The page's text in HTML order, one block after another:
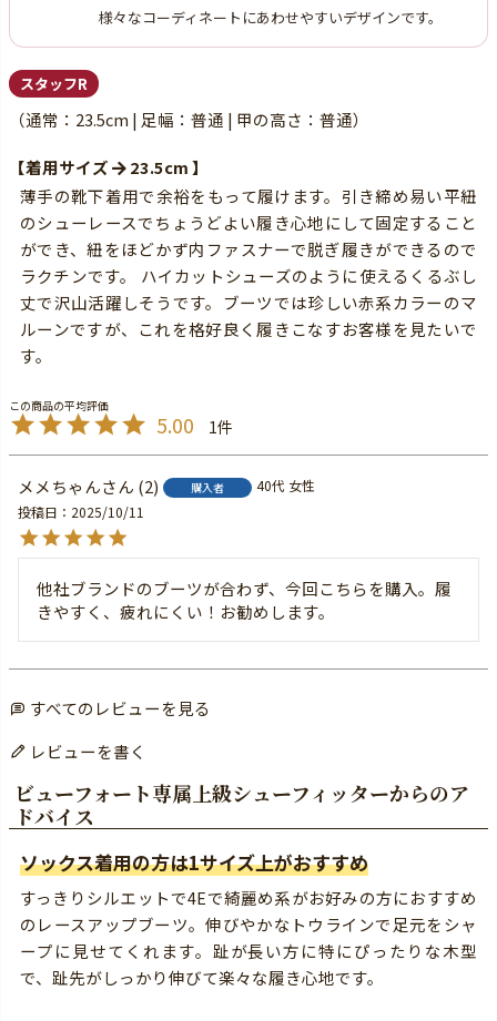
様々なコーディネートにあわせやすいデザインです。
スタッフR
（通常：23.5cm | 足幅：普通 | 甲の高さ：普通）
【着用サイズ
23.5cm 】
薄手の靴下着用で余裕をもって履けます。引き締め易い平紐
のシューレースでちょうどよい履き心地にして固定すること
ができ、紐をほどかず内ファスナーで脱ぎ履きができるので
ラクチンです。 ハイカットシューズのように使えるくるぶし
丈で沢山活躍しそうです。ブーツでは珍しい赤系カラーのマ
ルーンですが、これを格好良く履きこなすお客様を見たいで
す。
5.00 1
メメちゃん 2 購入者 40代 女性
投稿日
2025/10/11
他社ブランドのブーツが合わず、今回こちらを購入。履
きやすく、疲れにくい！お勧めします。
すべてのレビューを見る
レビューを書く
ビューフォート専属上級シューフィッターからのア
ドバイス
ソックス着用の方は1サイズ上がおすすめ
すっきりシルエットで4Eで綺麗め系がお好みの方におすすめ
のレースアップブーツ。伸びやかなトウラインで足元をシャ
ープに見せてくれます。趾が長い方に特にぴったりな木型
で、趾先がしっかり伸びて楽々な履き心地です。